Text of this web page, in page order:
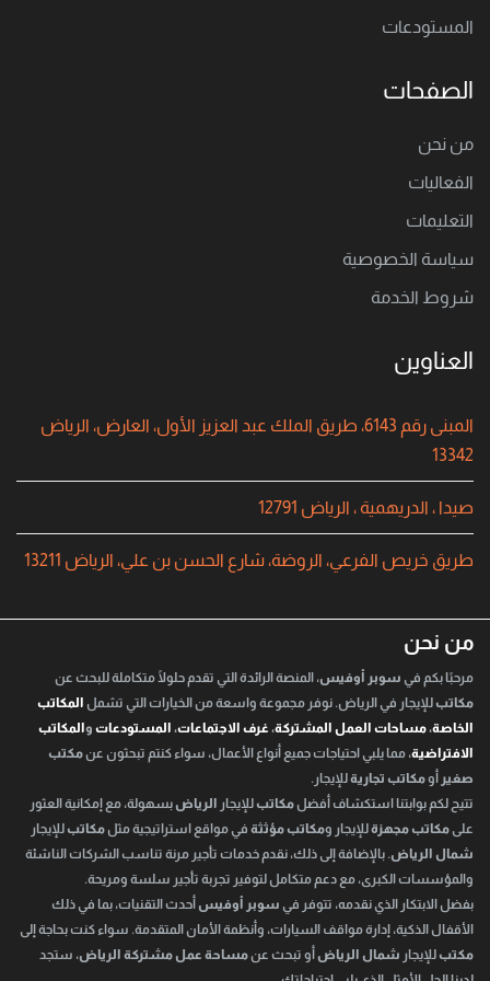
المستودعات
الصفحات
من نحن
الفعاليات
التعليمات
سياسة الخصوصية
شروط الخدمة
العناوين
المبنى رقم 6143، طريق الملك عبد العزيز الأول، العارض، الرياض
13342
صيدا ، الدريهمية ، الرياض 12791
طريق خريص الفرعي، الروضة، شارع الحسن بن علي، الرياض 13211
من نحن
مرحبًا بكم في سوبر أوفيس، المنصة الرائدة التي تقدم حلولًا متكاملة للبحث عن
مكاتبللإيجار في الرياض. نوفر مجموعة واسعة من الخيارات التي تشمل المكاتب
الخاصة،مساحات العمل المشتركة،غرف الاجتماعات، المستودعات والمكاتب
الافتراضية، مما يلبي احتياجات جميع أنواع الأعمال، سواء كنتم تبحثون عنمكتب
صغير أومكاتب تجاريةللإيجار.
تتيح لكم بوابتنا استكشاف أفضل مكاتبللإيجار الرياضبسهولة، مع إمكانية العثور
علىمكاتب مجهزةللإيجار ومكاتب مؤثثة في مواقع استراتيجية مثل مكاتبللإيجار
شمال الرياض. بالإضافة إلى ذلك، نقدم خدمات تأجير مرنة تناسب الشركات الناشئة
والمؤسسات الكبرى، مع دعم متكامل لتوفير تجربة تأجير سلسة ومريحة.
بفضل الابتكار الذي نقدمه، تتوفر في سوبر أوفيس أحدث التقنيات، بما في ذلك
الأقفال الذكية، إدارة مواقف السيارات، وأنظمة الأمان المتقدمة. سواء كنت بحاجة إلى
مكتبللإيجار شمال الرياض أو تبحث عنمساحة عمل مشتركة الرياض، ستجد